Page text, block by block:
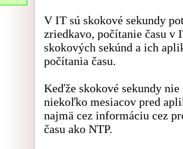
V IT sú skokové sekundy
zriedkavo, počítanie času v
skokových sekúnd a ich
počítania času.
Keďže skokové sekundy nie
niekoľko mesiacov pred
najmä cez informáciu cez
času ako NTP.